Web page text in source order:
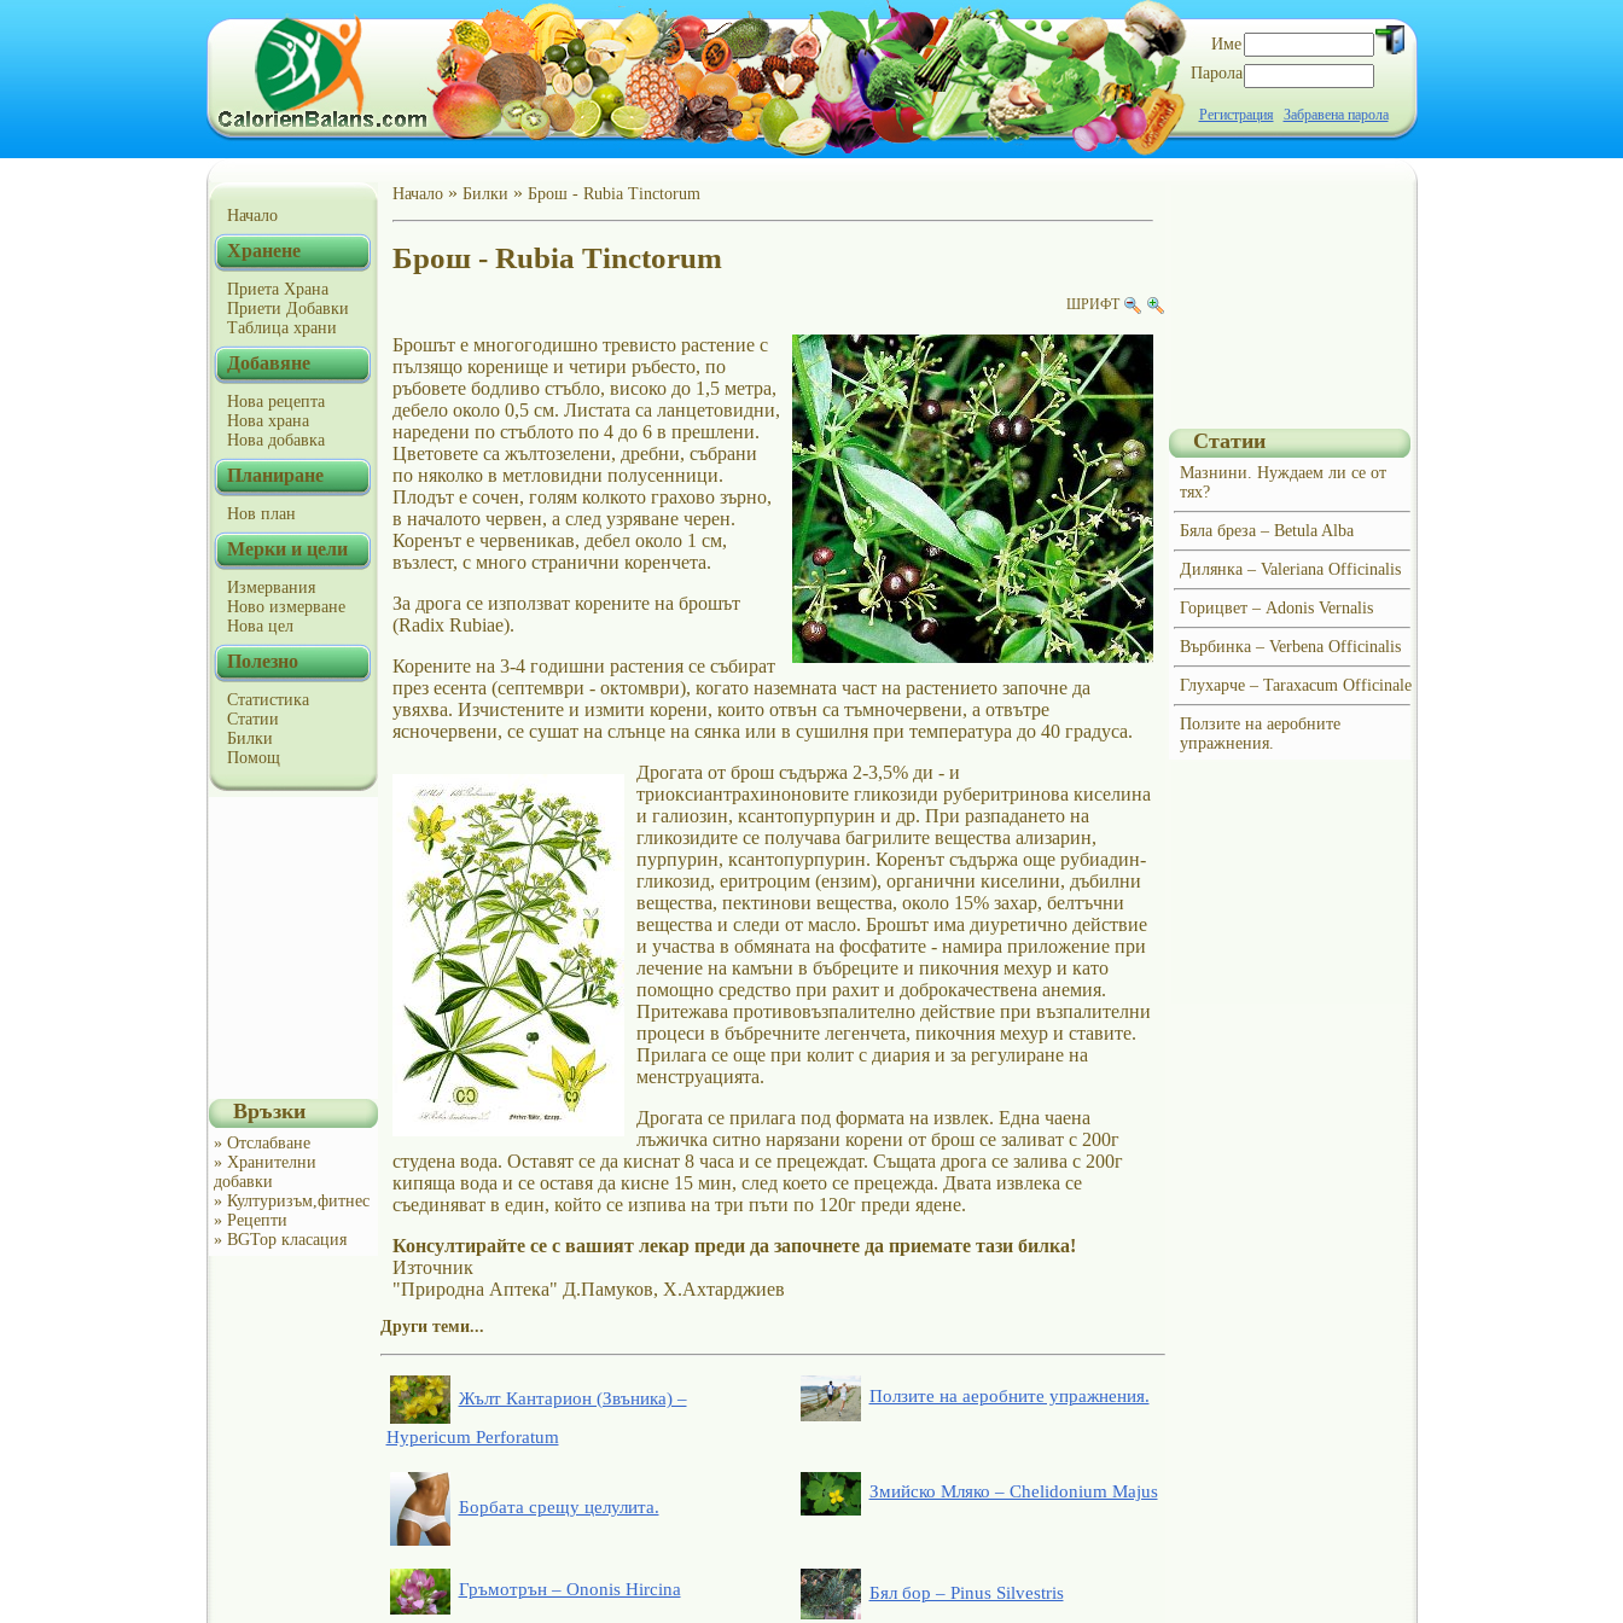
Име
Парола
Регистрация Забравена парола
Начало
Хранене
Приета Храна
Приети Добавки
Таблица храни
Добавяне
Нова рецепта
Нова храна
Нова добавка
Планиране
Нов план
Мерки и цели
Измервания
Ново измерване
Нова цел
Полезно
Статистика
Статии
Билки
Помощ
Връзки
» Отслабване
» Хранителни
добавки
» Културизъм,фитнес
» Рецепти
» BGTop класация
Начало» Билки » Брош - Rubia Tinctorum
Брош - Rubia Tinctorum
ШРИФТ
Брошът е многогодишно тревисто растение с
пълзящо коренище и четири ръбесто, по
ръбовете бодливо стъбло, високо до 1,5 метра,
дебело около 0,5 см. Листата са ланцетовидни,
наредени по стъблото по 4 до 6 в прешлени.
Цветовете са жълтозелени, дребни, събрани
по няколко в метловидни полусенници.
Плодът е сочен, голям колкото грахово зърно,
в началото червен, а след узряване черен.
Коренът е червеникав, дебел около 1 см,
възлест, с много странични коренчета.
За дрога се използват корените на брошът
(Radix Rubiae).
Корените на 3-4 годишни растения се събират
през есента (септември - октомври), когато наземната част на растението започне да
увяхва. Изчистените и измити корени, които отвън са тъмночервени, а отвътре
ясночервени, се сушат на слънце на сянка или в сушилня при температура до 40 градуса.
Дрогата от брош съдържа 2-3,5% ди - и
триоксиантрахиноновите гликозиди руберитринова киселина
и галиозин, ксантопурпурин и др. При разпадането на
гликозидите се получава багрилите вещества ализарин,
пурпурин, ксантопурпурин. Коренът съдържа още рубиадин-
гликозид, еритроцим (ензим), органични киселини, дъбилни
вещества, пектинови вещества, около 15% захар, белтъчни
вещества и следи от масло. Брошът има диуретично действие
и участва в обмяната на фосфатите - намира приложение при
лечение на камъни в бъбреците и пикочния мехур и като
помощно средство при рахит и доброкачествена анемия.
Притежава противовъзпалително действие при възпалителни
процеси в бъбречните легенчета, пикочния мехур и ставите.
Прилага се още при колит с диария и за регулиране на
менструацията.
Дрогата се прилага под формата на извлек. Една чаена
лъжичка ситно нарязани корени от брош се заливат с 200г
студена вода. Оставят се да киснат 8 часа и се прецеждат. Същата дрога се залива с 200г
кипяща вода и се оставя да кисне 15 мин, след което се прецежда. Двата извлека се
съединяват в един, който се изпива на три пъти по 120г преди ядене.
Консултирайте се с вашият лекар преди да започнете да приемате тази билка!
Източник
"Природна Аптека" Д.Памуков, Х.Ахтарджиев
Други теми...
Жълт Кантарион (Звъника) –
Hypericum Perforatum
Ползите на аеробните упражнения.
Борбата срещу целулита.
Змийско Мляко – Chelidonium Majus
Гръмотрън – Ononis Hircina Бял бор – Pinus Silvestris
Статии
Мазнини. Нуждаем ли се от
тях?
Бяла бреза – Betula Alba
Дилянка – Valeriana Officinalis
Горицвет – Adonis Vernalis
Върбинка – Verbena Officinalis
Глухарче – Taraxacum Officinale
Ползите на аеробните
упражнения.